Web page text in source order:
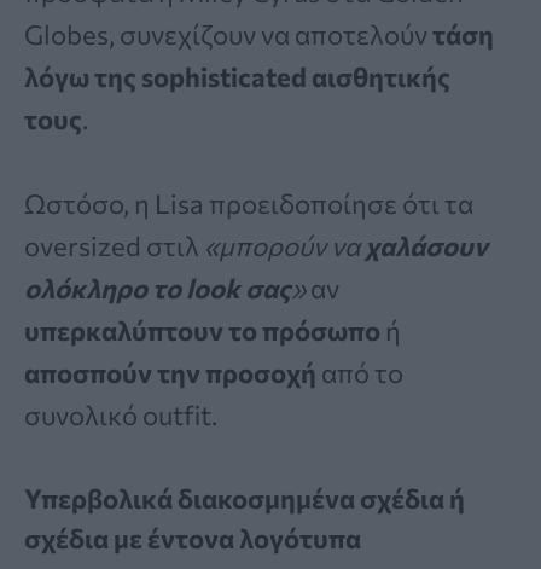
Globes, συνεχίζουν να αποτελούντάση
λόγω της sophisticated αισθητικής
τους.
Ωστόσο, η Lisa προειδοποίησε ότι τα
oversized στιλ «μπορούν να χαλάσουν
ολόκληρο το look σας»αν
υπερκαλύπτουν το πρόσωπο ή
αποσπούν την προσοχή από το
συνολικό outfit.
Υπερβολικά διακοσμημένα σχέδια ή
σχέδια με έντονα λογότυπα